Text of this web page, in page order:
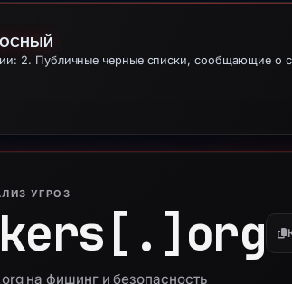
2. Публичные черные списки, сообщающие о
УГРОЗ
org
на фишинг и безопасность